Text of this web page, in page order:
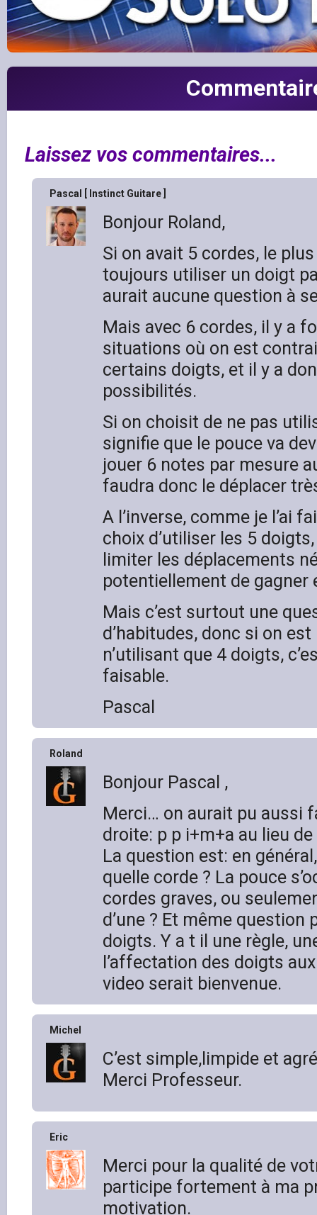
Laissez vos commentaires...
Pascal [ Instinct Guitare ]
Bonjour Roland,
Si on avait 5 cordes, le
toujours utiliser un doigt
aurait aucune question à
Mais avec 6 cordes, il y a
situations où on est
certains doigts, et il y a
possibilités.
Si on choisit de ne pas
signifie que le pouce va
jouer 6 notes par mesure
faudra donc le déplacer
A l’inverse, comme je l’ai
choix d’utiliser les 5
limiter les déplacements
potentiellement de gagner
Mais c’est surtout une
d’habitudes, donc si on est
n’utilisant que 4 doigts,
faisable.
Pascal
Roland
Bonjour Pascal ,
Merci… on aurait pu aussi
droite: p p i+m+a au lieu
La question est: en
quelle corde ? La pouce
cordes graves, ou
d’une ? Et même question
doigts. Y a t il une règle,
l’affectation des doigts
video serait bienvenue.
Michel
C’est simple,limpide et
Merci Professeur.
Eric
Merci pour la qualité de
participe fortement à ma
motivation.